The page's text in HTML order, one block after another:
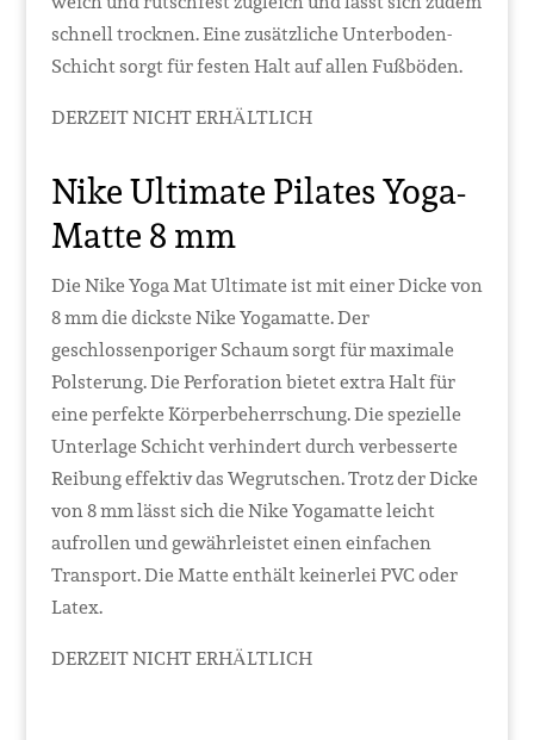
schnell trocknen. Eine zusätzliche Unterboden-
Schicht sorgt für festen Halt auf allen Fußböden.
DERZEIT NICHT ERHÄLTLICH
Nike Ultimate Pilates Yoga-
Matte 8 mm
Die Nike Yoga Mat Ultimate ist mit einer Dicke von
8 mm die dickste Nike Yogamatte. Der
geschlossenporiger Schaum sorgt für maximale
Polsterung. Die Perforation bietet extra Halt für
eine perfekte Körperbeherrschung. Die spezielle
Unterlage Schicht verhindert durch verbesserte
Reibung effektiv das Wegrutschen. Trotz der Dicke
von 8 mm lässt sich die Nike Yogamatte leicht
aufrollen und gewährleistet einen einfachen
Transport. Die Matte enthält keinerlei PVC oder
Latex.
DERZEIT NICHT ERHÄLTLICH